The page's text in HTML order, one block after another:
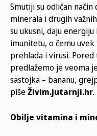
Smutiji su odličan
minerala i drugih
su ukusni, daju
imunitetu, o čemu
prehlada i virusi.
predlažemo je veoma
sastojka – bananu,
pišeŽivim.jutarnji.hr.
Obilje vitamina i